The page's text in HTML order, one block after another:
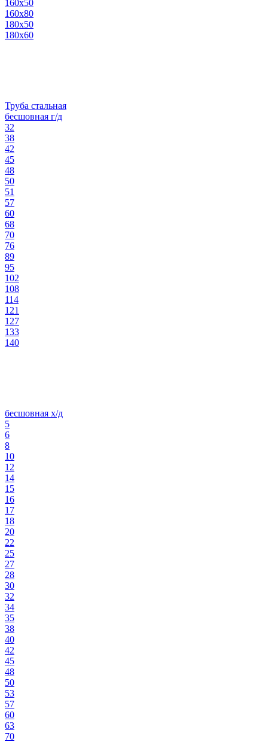
160х50
160х80
180х50
180х60
Труба стальная
бесшовная г/д
32
38
42
45
48
50
51
57
60
68
70
76
89
95
102
108
114
121
127
133
140
бесшовная х/д
5
6
8
10
12
14
15
16
17
18
20
22
25
27
28
30
32
34
35
38
40
42
45
48
50
53
57
60
63
70